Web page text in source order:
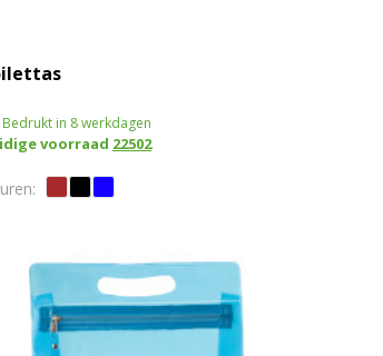
Bedrukt in 8 werkdagen
voorraad 22502